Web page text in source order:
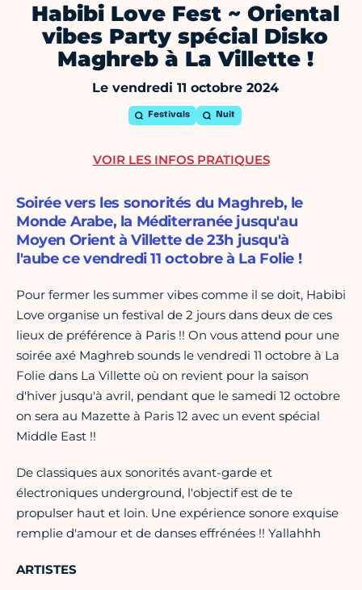
Habibi Love Fest ~ Oriental
vibes Party spécial Disko
Maghreb à La Villette !
Le vendredi 11 octobre 2024
Festivals Nuit
Soirée vers les sonorités du Maghreb, le
Monde Arabe, la Méditerranée jusqu'au
Moyen Orient à Villette de 23h jusqu'à
l'aube ce vendredi 11 octobre à La Folie !
Pour fermer les summer vibes comme il se doit, Habibi
Love organise un festival de 2 jours dans deux de ces
lieux de préférence à Paris !! On vous attend pour une
soirée axé Maghreb sounds le vendredi 11 octobre à La
Folie dans La Villette où on revient pour la saison
d'hiver jusqu'à avril, pendant que le samedi 12 octobre
on sera au Mazette à Paris 12 avec un event spécial
Middle East !!
De classiques aux sonorités avant-garde et
électroniques underground, l'objectif est de te
propulser haut et loin. Une expérience sonore exquise
remplie d'amour et de danses effrénées !! Yallahhh
ARTISTES
VOIR LES INFOS PRATIQUES